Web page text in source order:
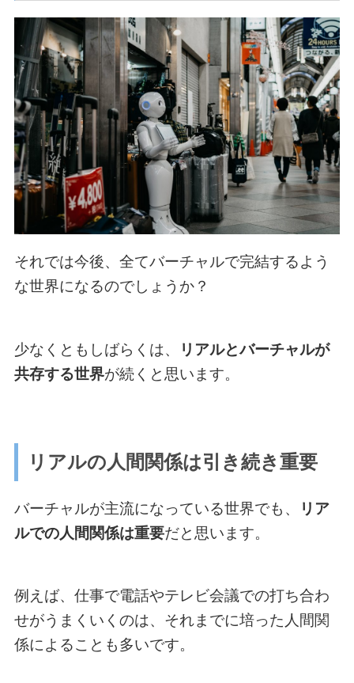
それでは今後、全てバーチャルで完結するよう
な世界になるのでしょうか？
少なくともしばらくは、
リアルとバーチャルが
共存する世界が続くと思います。
リアルの人間関係は引き続き重要
バーチャルが主流になっている世界でも、
リア
ルでの人間関係は重要だと思います。
例えば、仕事で電話やテレビ会議での打ち合わ
せがうまくいくのは、それまでに培った人間関
係によることも多いです。